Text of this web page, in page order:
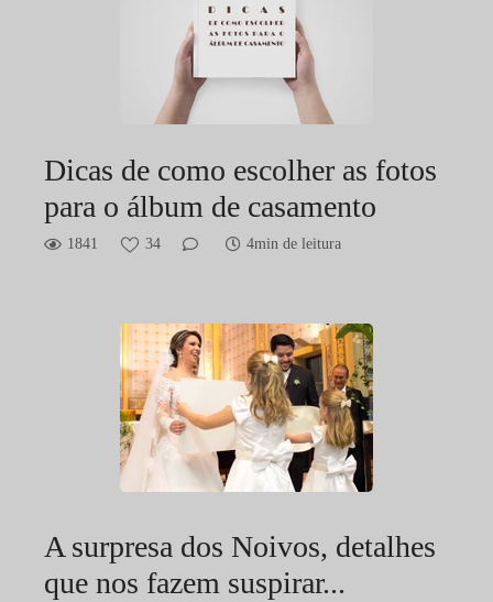
Dicas de como escolher as fotos
para o álbum de casamento
1841 34 4min de leitura
A surpresa dos Noivos, detalhes
que nos fazem suspirar...